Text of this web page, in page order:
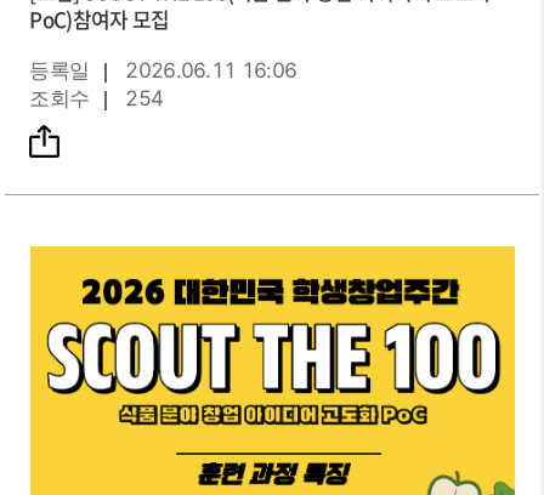
PoC)참여자 모집
등록일
2026.06.11 16:06
조회수
254